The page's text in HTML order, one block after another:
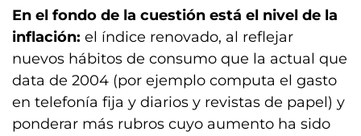
En el fondo de la cuestión está el nivel de la
inflación: el índice renovado, al reflejar
nuevos hábitos de consumo que la actual que
data de 2004 (por ejemplo computa el gasto
en telefonía fija y diarios y revistas de papel) y
ponderar más rubros cuyo aumento ha sido